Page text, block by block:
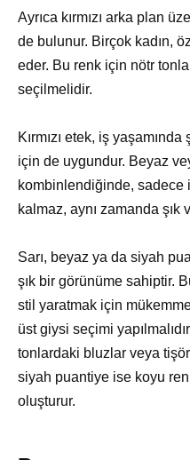
Ayrıca kırmızı arka plan
de bulunur. Birçok kadın,
eder. Bu renk için nötr
seçilmelidir.
Kırmızı etek, iş
için de uygundur. Beyaz
kombinlendiğinde, sadece
kalmaz, aynı zamanda
Sarı, beyaz ya da siyah
şık bir görünüme sahiptir.
stil yaratmak için
üst giysi seçimi
tonlardaki bluzlar veya
siyah puantiye ise koyu
oluşturur.